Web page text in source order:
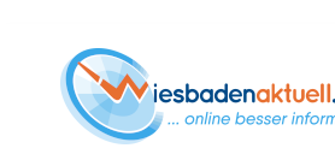
content